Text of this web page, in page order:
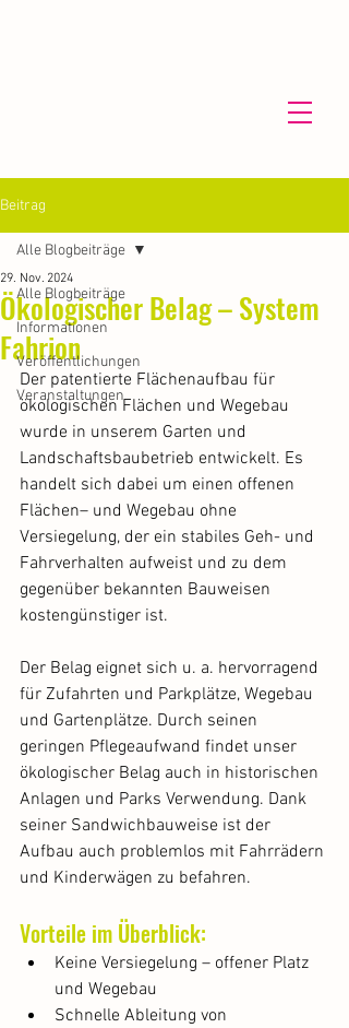
Beitrag
Alle Blogbeiträge
Informationen
Veröffentlichungen
Veranstaltungen
Alle Blogbeiträge
Ökologischer Belag – System
Fahrion
29. Nov. 2024
Der patentierte Flächenaufbau für
ökologischen Flächen und Wegebau
wurde in unserem Garten und
Landschaftsbaubetrieb entwickelt. Es
handelt sich dabei um einen offenen
Flächen– und Wegebau ohne
Versiegelung, der ein stabiles Geh- und
Fahrverhalten aufweist und zu dem
gegenüber bekannten Bauweisen
kostengünstiger ist.
Der Belag eignet sich u. a. hervorragend
für Zufahrten und Parkplätze, Wegebau
und Gartenplätze. Durch seinen
geringen Pflegeaufwand findet unser
ökologischer Belag auch in historischen
Anlagen und Parks Verwendung. Dank
seiner Sandwichbauweise ist der
Aufbau auch problemlos mit Fahrrädern
und Kinderwägen zu befahren.
Vorteile im Überblick:
Keine Versiegelung – offener Platz
und Wegebau
Schnelle Ableitung von